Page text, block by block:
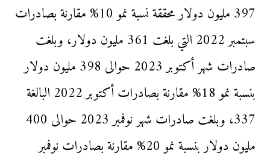
397 مليون دولار محققة نسبة نمو 10% مقارنة بصادرات
سبتمبر 2022 التي بلغت 361 مليون دولار، وبلغت
صادرات شهر أكتوبر 2023 حوالى 398 مليون دولار
بنسبة نمو 18% مقارنة بصادرات أكتوبر 2022 البالغة
337، وبلغت صادرات شهر نوفمبر 2023 حوالى 400
مليون دولار بنسبة نمو 20% مقارنة بصادرات نوفمبر